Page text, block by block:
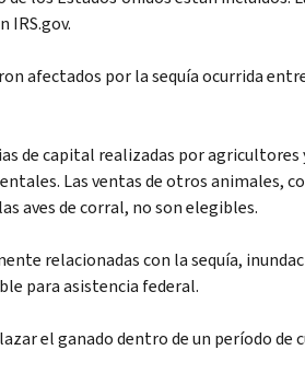
IRS.gov.
afectados por la sequía ocurrida
de capital realizadas por agricultores
Las ventas de otros animales,
aves de corral, no son elegibles.
relacionadas con la sequía,
para asistencia federal.
el ganado dentro de un período de